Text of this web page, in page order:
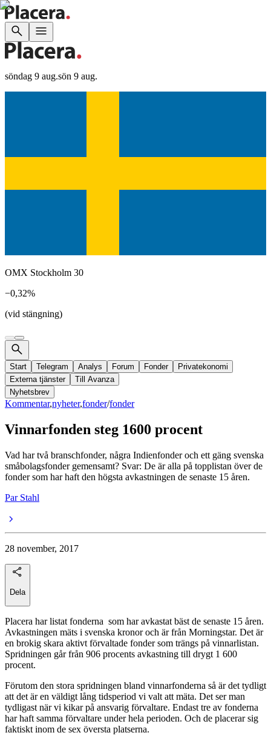
söndag 9 aug.sön 9 aug.
OMX Stockholm 30
−0,32%
(vid stängning)
Start Telegram Analys Forum Fonder
Privatekonomi
Externa tjänster
Till Avanza
Nyhetsbrev
Kommentar,nyheter,fonder/fonder
Vinnarfonden steg 1600 procent
Vad har två branschfonder, några Indienfonder och ett gäng svenska
småbolagsfonder gemensamt? Svar: De är alla på topplistan över de
fonder som har haft den högsta avkastningen de senaste 15 åren.
Par Stahl
28 november, 2017
Dela
Placera har listat fonderna som har avkastat bäst de senaste 15 åren.
Avkastningen mäts i svenska kronor och är från Morningstar. Det är
en brokig skara aktivt förvaltade fonder som trängs på vinnarlistan.
Spridningen går från 906 procents avkastning till drygt 1 600
procent.
Förutom den stora spridningen bland vinnarfonderna så är det tydligt
att det är en väldigt lång tidsperiod vi valt att mäta. Det ser man
tydligast när vi kikar på ansvarig förvaltare. Endast tre av fonderna
har haft samma förvaltare under hela perioden. Och de placerar sig
faktiskt inom de sex översta platserna.